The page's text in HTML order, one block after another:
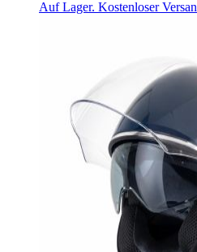
Auf Lager. Kostenloser